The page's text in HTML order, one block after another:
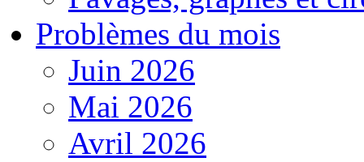
Problèmes du mois
Juin 2026
Mai 2026
Avril 2026